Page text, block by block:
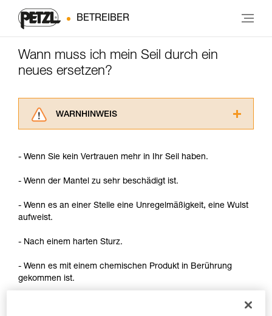
BETREIBER
Wann muss ich mein Seil durch ein
neues ersetzen?
WARNHINWEIS
aufmerksam durch, bevor Sie diesen zu Rate
verstehen zu können, müssen Sie zuerst die in
Informationen richtig verstanden haben.
Training voraus. Prüfen Sie zusammen mit
Vorgang alleine sicher zu wiederholen, bevor
Sie ihn eigenständig durchführen.
- Wenn Sie kein Vertrauen mehr in Ihr Seil haben.
- Wenn der Mantel zu sehr beschädigt ist.
- Wenn es an einer Stelle eine Unregelmäßigkeit, eine Wulst
aufweist.
- Nach einem harten Sturz.
- Wenn es mit einem chemischen Produkt in Berührung
gekommen ist.